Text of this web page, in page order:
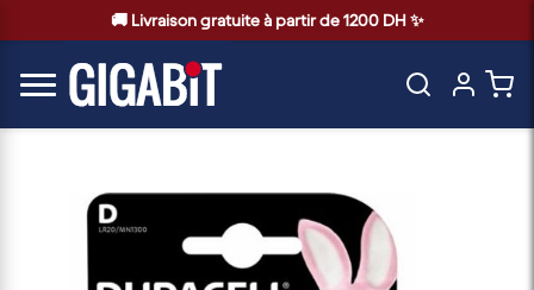
🚚 Livraison gratuite à partir de 1200 DH ✨